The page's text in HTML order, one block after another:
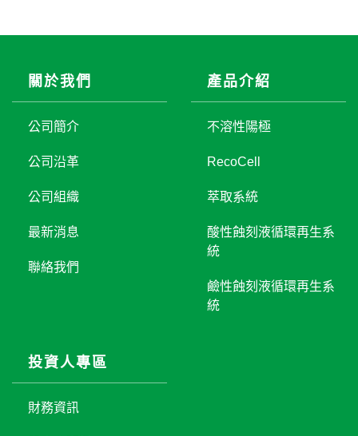
關於我們
公司簡介
公司沿革
公司組織
最新消息
聯絡我們
產品介紹
不溶性陽極
RecoCell
萃取系統
酸性蝕刻液循環再生系
統
鹼性蝕刻液循環再生系
統
投資人專區
財務資訊